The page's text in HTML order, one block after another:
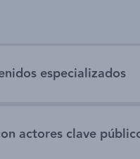
especializados
actores clave